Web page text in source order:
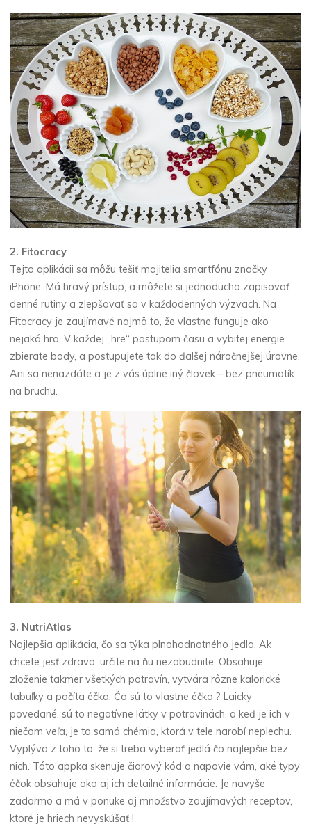
2. Fitocracy
Tejto aplikácii sa môžu tešiť majitelia smartfónu značky
iPhone. Má hravý prístup, a môžete si jednoducho zapisovať
denné rutiny a zlepšovať sa v každodenných výzvach. Na
Fitocracy je zaujímavé najmä to, že vlastne funguje ako
nejaká hra. V každej „hre“ postupom času a vybitej energie
zbierate body, a postupujete tak do ďalšej náročnejšej úrovne.
Ani sa nenazdáte a je z vás úplne iný človek – bez pneumatík
na bruchu.
3. NutriAtlas
Najlepšia aplikácia, čo sa týka plnohodnotného jedla. Ak
chcete jesť zdravo, určite na ňu nezabudnite. Obsahuje
zloženie takmer všetkých potravín, vytvára rôzne kalorické
tabuľky a počíta éčka. Čo sú to vlastne éčka ? Laicky
povedané, sú to negatívne látky v potravinách, a keď je ich v
niečom veľa, je to samá chémia, ktorá v tele narobí neplechu.
Vyplýva z toho to, že si treba vyberať jedlá čo najlepšie bez
nich. Táto appka skenuje čiarový kód a napovie vám, aké typy
éčok obsahuje ako aj ich detailné informácie. Je navyše
zadarmo a má v ponuke aj množstvo zaujímavých receptov,
ktoré je hriech nevyskúšať !